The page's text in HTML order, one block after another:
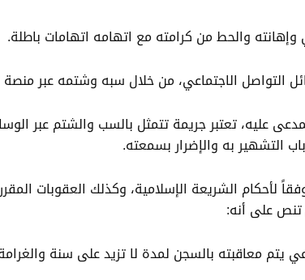
والحط من كرامته مع اتهامه اتهامات باطلة.
الاجتماعي، من خلال سبه وشتمه عبر منصة
عليه، تعتبر جريمة تتمثل بالسب والشتم عبر
التشهير به والإضرار بسمعته.
لأحكام الشريعة الإسلامية، وكذلك العقوبات
تنص على أنه:
بالسجن لمدة لا تزيد على سنة والغرامة بما لا